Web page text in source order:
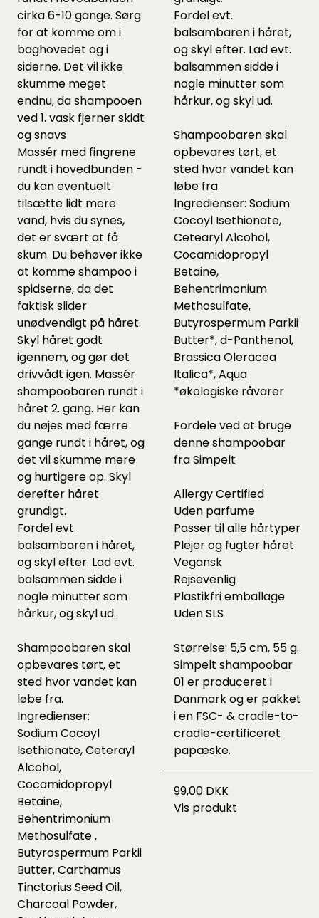
cirka 6-10 gange. Sørg
for at komme om i
baghovedet og i
siderne. Det vil ikke
skumme meget
endnu, da shampooen
ved 1. vask fjerner skidt
og snavs
Massér med fingrene
rundt i hovedbunden -
du kan eventuelt
tilsætte lidt mere
vand, hvis du synes,
det er svært at få
skum. Du behøver ikke
at komme shampoo i
spidserne, da det
faktisk slider
unødvendigt på håret.
Skyl håret godt
igennem, og gør det
drivvådt igen. Massér
shampoobaren rundt i
håret 2. gang. Her kan
du nøjes med færre
gange rundt i håret, og
det vil skumme mere
og hurtigere op. Skyl
derefter håret
grundigt.
Fordel evt.
balsambaren i håret,
og skyl efter. Lad evt.
balsammen sidde i
nogle minutter som
hårkur, og skyl ud.
Shampoobaren skal
opbevares tørt, et
sted hvor vandet kan
løbe fra.
Ingredienser:
Sodium Cocoyl
Isethionate, Ceterayl
Alcohol,
Cocamidopropyl
Betaine,
Behentrimonium
Methosulfate ,
Butyrospermum Parkii
Butter, Carthamus
Tinctorius Seed Oil,
Charcoal Powder,
Fordel evt.
balsambaren i håret,
og skyl efter. Lad evt.
balsammen sidde i
nogle minutter som
hårkur, og skyl ud.
Shampoobaren skal
opbevares tørt, et
sted hvor vandet kan
løbe fra.
Ingredienser: Sodium
Cocoyl Isethionate,
Cetearyl Alcohol,
Cocamidopropyl
Betaine,
Behentrimonium
Methosulfate,
Butyrospermum Parkii
Butter*, d-Panthenol,
Brassica Oleracea
Italica*, Aqua
*økologiske råvarer
Fordele ved at bruge
denne shampoobar
fra Simpelt
Allergy Certified
Uden parfume
Passer til alle hårtyper
Plejer og fugter håret
Vegansk
Rejsevenlig
Plastikfri emballage
Uden SLS
Størrelse: 5,5 cm, 55 g.
Simpelt shampoobar
01 er produceret i
Danmark og er pakket
i en FSC- & cradle-to-
cradle-certificeret
papæske.
99,00 DKK
Vis produkt